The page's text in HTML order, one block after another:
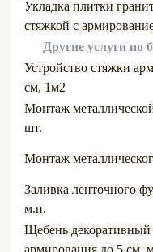
Укладка плитки
стяжкой с
Другие услуги по
Устройство стяжки
см, 1м2
Монтаж
шт.
Монтаж
Заливка ленточного
м.п.
Щебень декоративный
армирования до 5 см,